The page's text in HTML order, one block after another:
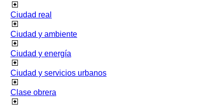
Ciudad real
Ciudad y ambiente
Ciudad y energía
Ciudad y servicios urbanos
Clase obrera